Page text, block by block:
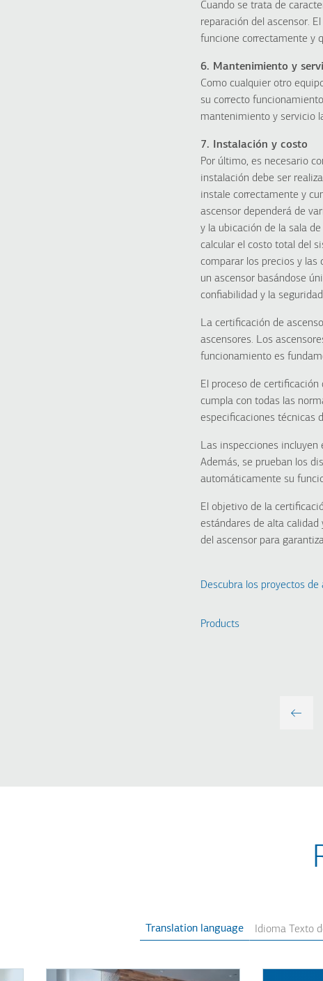
Cuando se trata de
reparación del ascensor.
funcione correctamente y
6. Mantenimiento y
Como cualquier otro
su correcto
mantenimiento y servicio
7. Instalación y costo
Por último, es necesario
instalación debe ser
instale correctamente y
ascensor dependerá de
y la ubicación de la sala
calcular el costo total del
comparar los precios y
un ascensor basándose
confiabilidad y la
La certificación de
ascensores. Los
funcionamiento es
El proceso de
cumpla con todas las
especificaciones técnicas
Las inspecciones
Además, se prueban los
automáticamente su
El objetivo de la
estándares de alta
del ascensor para
Descubra los proyectos
Products
Translation language